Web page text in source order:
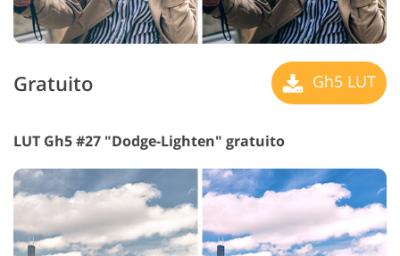
Gratuito Gh5 LUT
LUT Gh5 #27 "Dodge-Lighten" gratuito